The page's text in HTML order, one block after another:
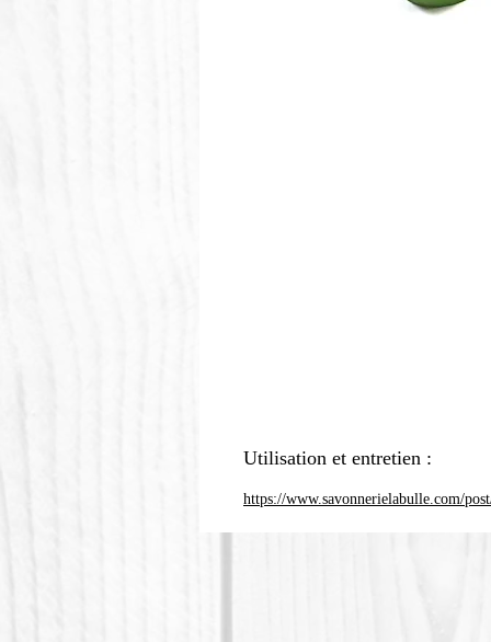
Utilisation et entretien :
https://www.savonnerielabulle.com/